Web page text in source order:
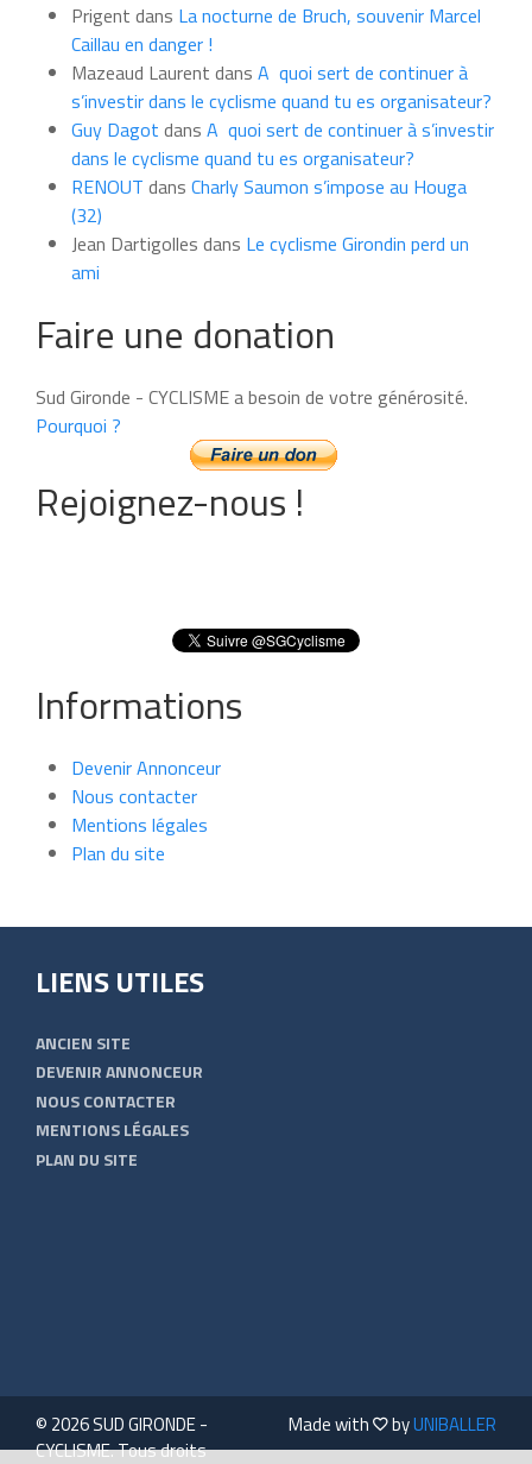
moisPrigent dans La nocturne de Bruch, souvenir Marcel
Caillau en danger !
Mazeaud Laurent dans A quoi sert de continuer à
s’investir dans le cyclisme quand tu es organisateur?
Guy Dagot dans A quoi sert de continuer à s’investir
dans le cyclisme quand tu es organisateur?
RENOUT dans Charly Saumon s’impose au Houga
(32)
Jean Dartigolles dans Le cyclisme Girondin perd un
ami
Faire une donation
Sud Gironde - CYCLISME a besoin de votre générosité.
Pourquoi ?
Rejoignez-nous !
Informations
Devenir Annonceur
Nous contacter
Mentions légales
Plan du site
LIENS UTILES
ANCIEN SITE
DEVENIR ANNONCEUR
NOUS CONTACTER
MENTIONS LÉGALES
PLAN DU SITE
© 2026 SUD GIRONDE -
CYCLISME. Tous droits
Made with byUNIBALLER